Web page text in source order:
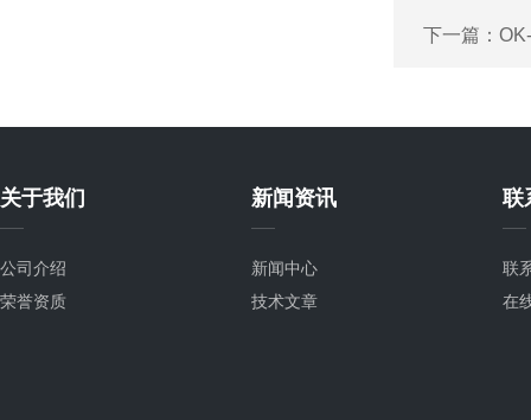
下一篇：
关于我们
公司介绍
荣誉资质
新闻资讯
新闻中心
技术文章
联
联
在